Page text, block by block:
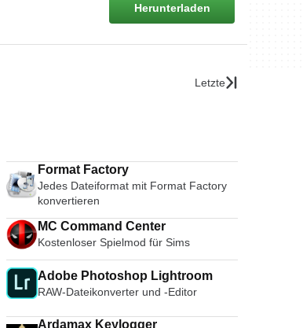
Herunterladen
Letzte
Format Factory
Jedes Dateiformat mit Format Factory
konvertieren
MC Command Center
Kostenloser Spielmod für Sims
Adobe Photoshop Lightroom
RAW-Dateikonverter und -Editor
Ardamax Keylogger